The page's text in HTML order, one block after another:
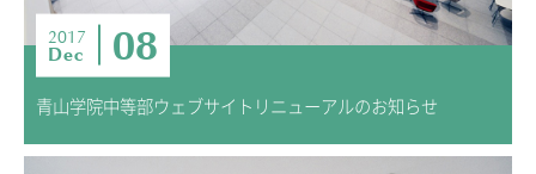
2017
Dec 08
青山学院中等部ウェブサイトリニューアルのお知らせ